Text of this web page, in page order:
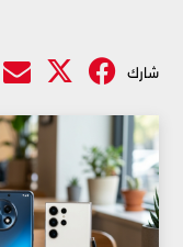
شارك